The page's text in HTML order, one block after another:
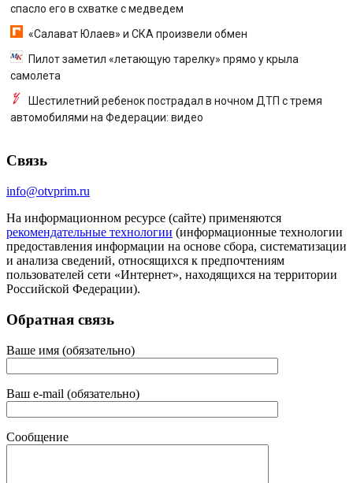
спасло его в схватке с медведем
«Салават Юлаев» и СКА произвели обмен
Пилот заметил «летающую тарелку» прямо у крыла
самолета
Шестилетний ребенок пострадал в ночном ДТП с тремя
автомобилями на Федерации: видео
Связь
info@otvprim.ru
На информационном ресурсе (сайте) применяются
рекомендательные технологии (информационные технологии
предоставления информации на основе сбора, систематизации
и анализа сведений, относящихся к предпочтениям
пользователей сети «Интернет», находящихся на территории
Российской Федерации).
Обратная связь
Ваше имя (обязательно)
Ваш e-mail (обязательно)
Сообщение